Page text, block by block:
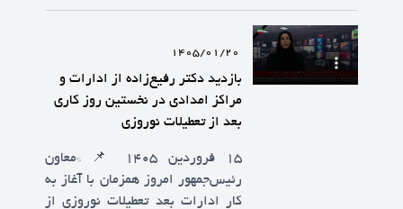
1405/01/20
بازدید دکتر رفیع‌زاده از ادارات و
مراکز امدادی در نخستین روز کاری
بعد از تعطیلات نوروزی
۱۵ فروردین ۱۴۰۵ 📌 *معاون
رئیس‌جمهور امروز همزمان با آغاز به
کار ادارات بعد تعطیلات نوروزی از